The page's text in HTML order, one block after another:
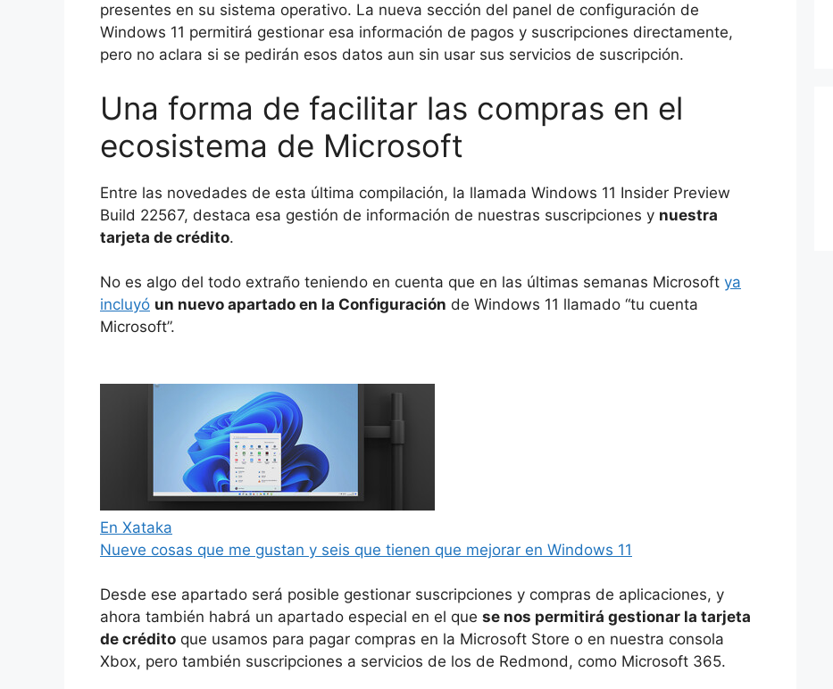
presentes en su sistema operativo. La nueva sección del panel de configuración de
Windows 11 permitirá gestionar esa información de pagos y suscripciones directamente,
pero no aclara si se pedirán esos datos aun sin usar sus servicios de suscripción.
Una forma de facilitar las compras en el
ecosistema de Microsoft
Entre las novedades de esta última compilación, la llamada Windows 11 Insider Preview
Build 22567, destaca esa gestión de información de nuestras suscripciones y nuestra
tarjeta de crédito.
No es algo del todo extraño teniendo en cuenta que en las últimas semanas Microsoft ya
incluyó un nuevo apartado en la Configuración de Windows 11 llamado “tu cuenta
Microsoft”.
En Xataka
Nueve cosas que me gustan y seis que tienen que mejorar en Windows 11
Desde ese apartado será posible gestionar suscripciones y compras de aplicaciones, y
ahora también habrá un apartado especial en el que se nos permitirá gestionar la tarjeta
de crédito que usamos para pagar compras en la Microsoft Store o en nuestra consola
Xbox, pero también suscripciones a servicios de los de Redmond, como Microsoft 365.